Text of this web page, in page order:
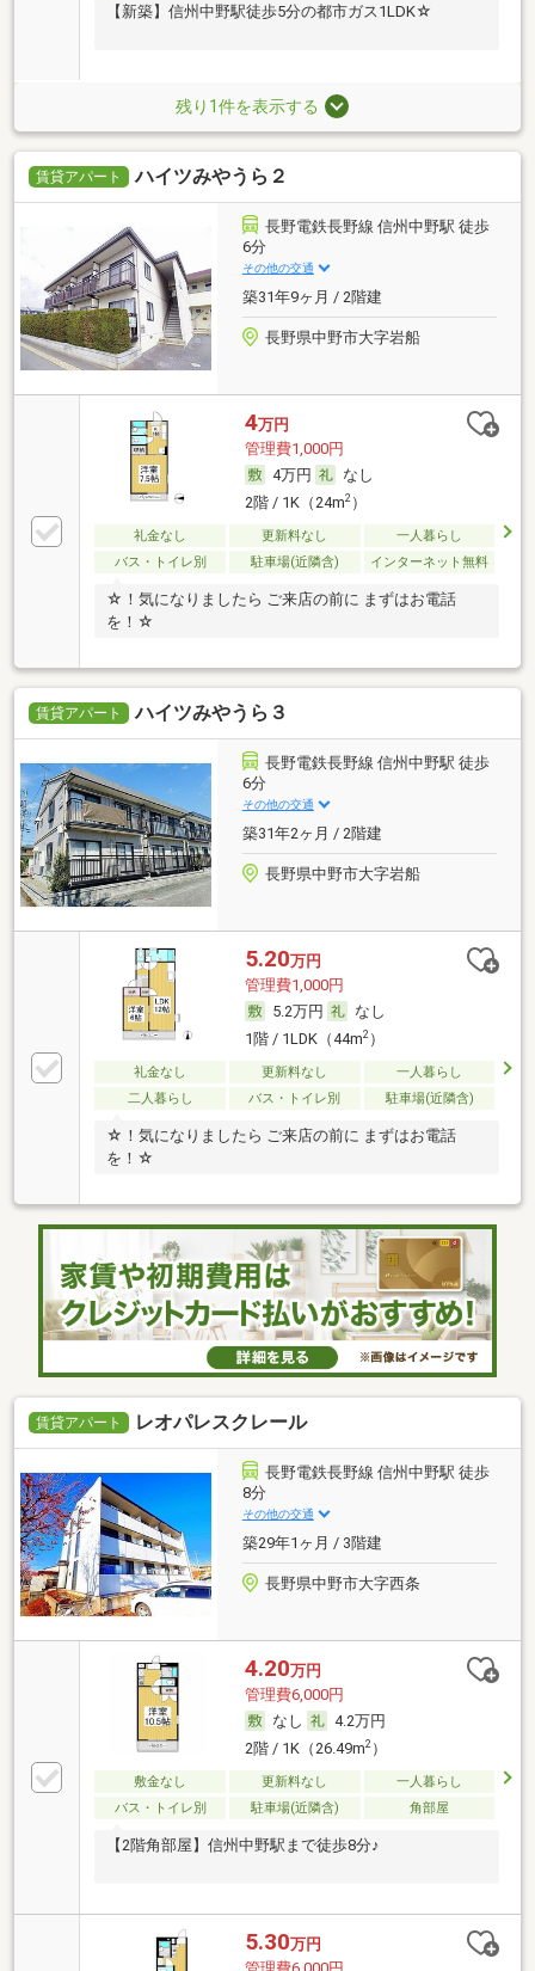
【新築】信州中野駅徒歩5分の都市ガス1LDK☆
残り1件を表示する
賃貸アパート ハイツみやうら２
長野電鉄長野線 信州中野駅 徒歩
6分
その他の交通
築31年9ヶ月 / 2階建
長野県中野市大字岩船
4万円
管理費1,000円
4万円
なし
2階 / 1K（24m2）
礼金なし 更新料なし
一人暮らし
バス・トイレ別
駐車場(近隣含) インターネット無料
☆！気になりましたら ご来店の前に まずはお電話
を！☆
賃貸アパート ハイツみやうら３
長野電鉄長野線 信州中野駅 徒歩
6分
その他の交通
築31年2ヶ月 / 2階建
長野県中野市大字岩船
5.20万円
管理費1,000円
5.2万円
なし
1階 / 1LDK（44m2）
礼金なし 更新料なし
一人暮らし
二人暮らし
バス・トイレ別 駐車場(近隣含)
☆！気になりましたら ご来店の前に まずはお電話
を！☆
賃貸アパート レオパレスクレール
長野電鉄長野線 信州中野駅 徒歩
8分
その他の交通
築29年1ヶ月 / 3階建
長野県中野市大字西条
4.20万円
管理費6,000円
なし
4.2万円
2階 / 1K（26.49m2）
敷金なし 更新料なし
一人暮らし
バス・トイレ別
駐車場(近隣含) 角部屋
【2階角部屋】信州中野駅まで徒歩8分♪
5.30万円